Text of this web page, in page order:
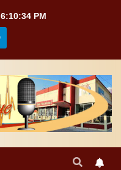
6:10:35 PM